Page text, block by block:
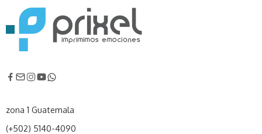
zona 1 Guatemala
(+502) 5140-4090